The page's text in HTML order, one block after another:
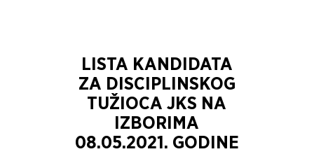
LISTA KANDIDATA
ZA DISCIPLINSKOG
TUŽIOCA JKS NA
IZBORIMA
08.05.2021. GODINE